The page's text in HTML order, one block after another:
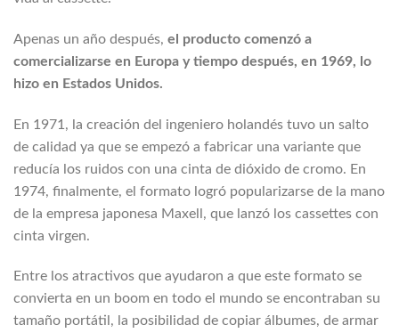
Apenas un año después, el producto comenzó a
comercializarse en Europa y tiempo después, en 1969, lo
hizo en Estados Unidos.
En 1971, la creación del ingeniero holandés tuvo un salto
de calidad ya que se empezó a fabricar una variante que
reducía los ruidos con una cinta de dióxido de cromo. En
1974, finalmente, el formato logró popularizarse de la mano
de la empresa japonesa Maxell, que lanzó los cassettes con
cinta virgen.
Entre los atractivos que ayudaron a que este formato se
convierta en un boom en todo el mundo se encontraban su
tamaño portátil, la posibilidad de copiar álbumes, de armar